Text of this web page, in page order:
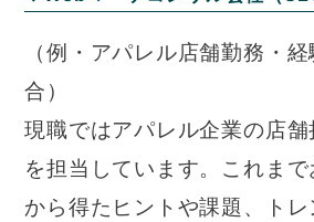
（例・アパレル店舗勤務・
合）
現職ではアパレル企業の店
を担当しています。これま
から得たヒントや課題、ト